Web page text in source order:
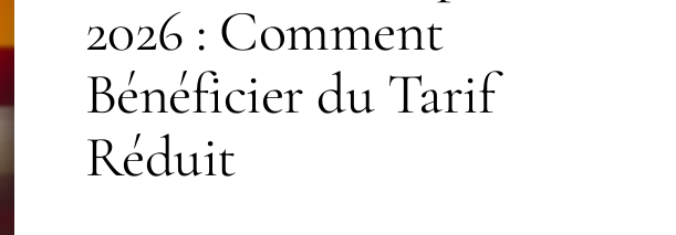
2026 : Comment
Bénéficier du Tarif
Réduit